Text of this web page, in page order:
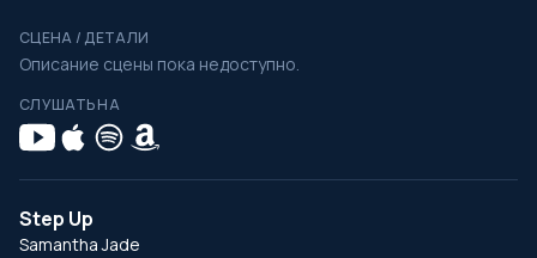
СЦЕНА / ДЕТАЛИ
Описание сцены пока недоступно.
СЛУШАТЬ НА
Step Up
Samantha Jade